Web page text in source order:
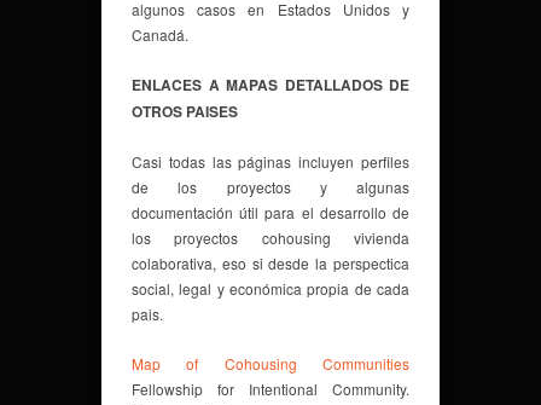
algunos casos en Estados Unidos y
Canadá.
ENLACES A MAPAS DETALLADOS DE
OTROS PAISES
Casi todas las páginas incluyen perfiles
de los proyectos y algunas
documentación útil para el desarrollo de
los proyectos cohousing vivienda
colaborativa, eso si desde la perspectica
social, legal y económica propia de cada
pais.
Map of Cohousing Communities
Fellowship for Intentional Community.